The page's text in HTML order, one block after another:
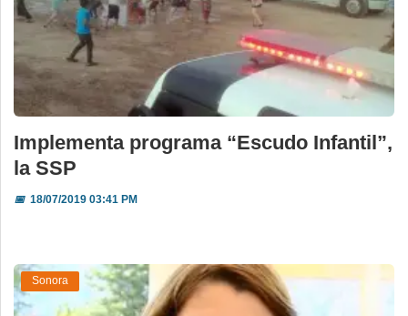
Implementa programa “Escudo Infantil”,
la SSP
📅18/07/2019 03:41 PM
Sonora